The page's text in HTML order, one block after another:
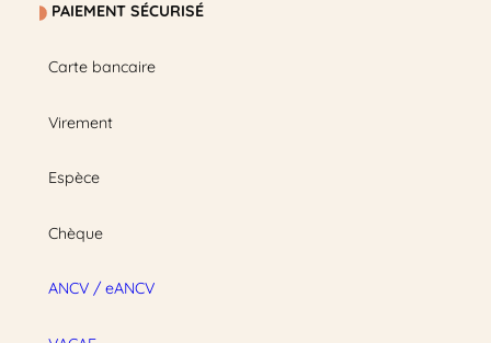
PAIEMENT SÉCURISÉ
Carte bancaire
Virement
Espèce
Chèque
ANCV / eANCV